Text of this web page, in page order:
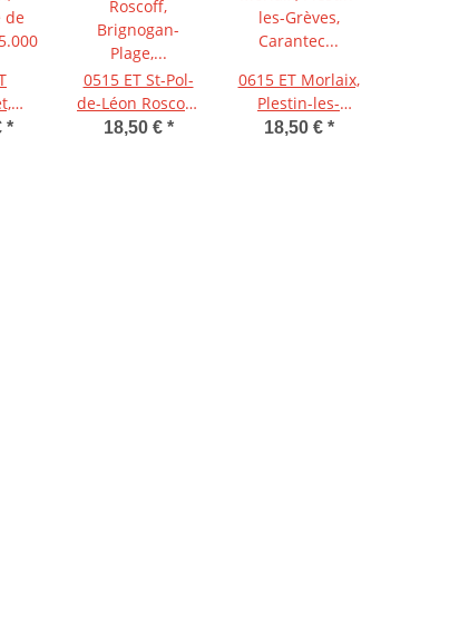
*
0515 ET St-Pol-
de-Léon Roscoff,
Brignogan-
18,50 € *
0615 ET Morlaix,
Plestin-les-
Grèves,
18,50 € *